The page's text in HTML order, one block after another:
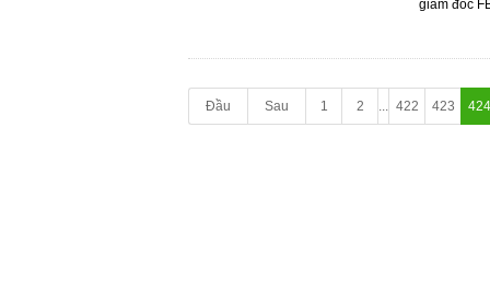
giám đốc
Đầu Sau 1 2 ... 422 423 424